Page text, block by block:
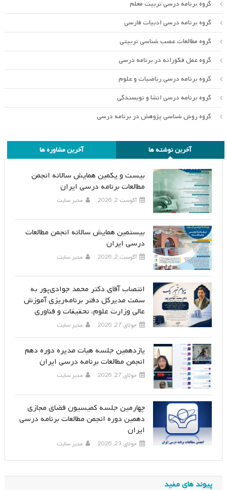
گروه برنامه درسی تربیت معلم
گروه برنامه درسی ادبیات فارسی
گروه مطالعات عصب شناسی تربیتی
گروه عمل فکورانه در برنامه درسی
گروه برنامه درسی ریاضیات و علوم
گروه برنامه درسی انشا و نویسندگی
گروه روش شناسی پژوهش در برنامه درسی
آخرین نوشته ها آخرین مشاوره ها
بیست و یکمین همایش سالانه انجمن
مطالعات برنامه درسی ایران
آگوست 2, 2026 مدیر سایت
بیستمین همایش سالانه انجمن مطالعات
درسی ایران
آگوست 2, 2026 مدیر سایت
انتصاب آقای دکتر محمد جوادی‌پور به
سمت مدیرکل دفتر برنامه‌ریزی آموزش
عالی وزارت علوم، تحقیقات و فناوری
جولای 27, 2026 مدیر سایت
یازدهمین جلسه هیات مدیره دوره دهم
انجمن مطالعات برنامه درسی ایران
جولای 27, 2026 مدیر سایت
چهارمین جلسه کمیسیون فضای مجازی
دهمین دوره انجمن مطالعات برنامه درسی
ایران
جولای 23, 2026 مدیر سایت
پیوند های مفید